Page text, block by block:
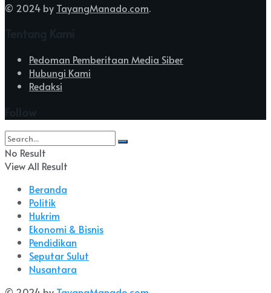
© 2024 by TayangManado.com.
Pedoman Pemberitaan Media Siber
Hubungi Kami
Redaksi
No Result
View All Result
Beranda
Politik
Hukrim
Ekonomi & Bisnis
Pendidikan
Seputar Sulut
Nusantara